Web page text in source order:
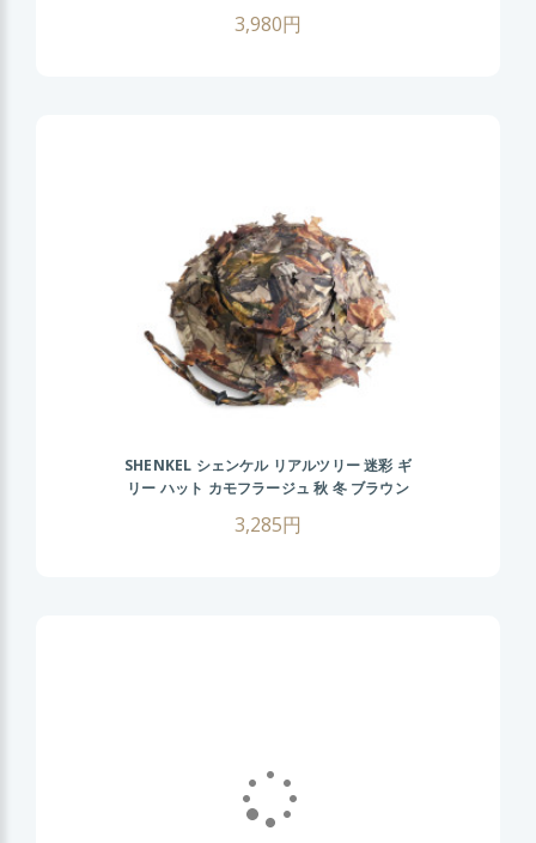
3,980円
SHENKEL シェンケル リアルツリー 迷彩 ギ
リー ハット カモフラージュ 秋 冬 ブラウン
3,285円